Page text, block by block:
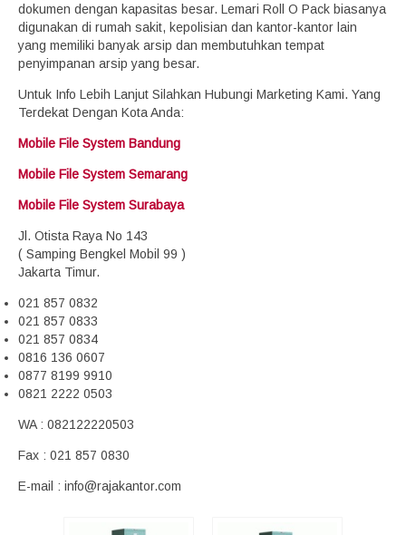
dokumen dengan kapasitas besar. Lemari Roll O Pack biasanya
digunakan di rumah sakit, kepolisian dan kantor-kantor lain
yang memiliki banyak arsip dan membutuhkan tempat
penyimpanan arsip yang besar.
Untuk Info Lebih Lanjut Silahkan Hubungi Marketing Kami. Yang
Terdekat Dengan Kota Anda:
Mobile File System Bandung
Mobile File System Semarang
Mobile File System Surabaya
Jl. Otista Raya No 143
( Samping Bengkel Mobil 99 )
Jakarta Timur.
021 857 0832
021 857 0833
021 857 0834
0816 136 0607
0877 8199 9910
0821 2222 0503
WA : 082122220503
Fax : 021 857 0830
E-mail : info@rajakantor.com